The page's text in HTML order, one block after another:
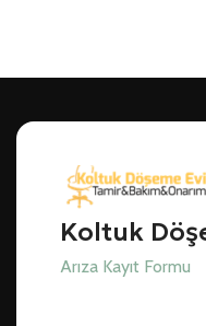
Koltuk
Arıza Kayıt Formu